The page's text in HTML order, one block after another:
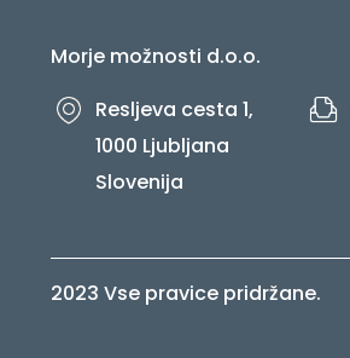
Morje možnosti d.o.o.
Resljeva cesta 1,
1000 Ljubljana
Slovenija
2023 Vse pravice pridržane.